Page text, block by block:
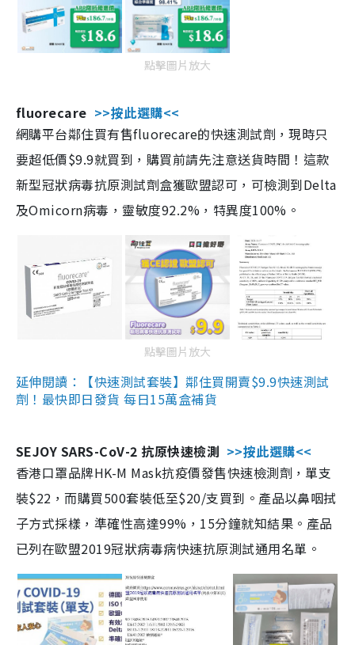
點擊圖片放大
fluorecare >>按此選購<<
網購平台鄰住買有售fluorecare的快速測試劑，現時只
要超低價$9.9就買到，購買前請先注意送貨時間！這款
新型冠狀病毒抗原測試劑盒獲歐盟認可，可檢測到Delta
及Omicorn病毒，靈敏度92.2%，特異度100%。
點擊圖片放大
延伸閱讀：【快速測試套裝】鄰住買開賣$9.9快速測試
劑！最快即日發貨 每日15萬盒補貨
SEJOY SARS-CoV-2 抗原快速檢測 >>按此選購<<
香港口罩品牌HK-M Mask抗疫價發售快速檢測劑，單支
裝$22，而購買500套裝低至$20/支買到。產品以鼻咽拭
子方式採樣，準確性高達99%，15分鐘就知結果。產品
已列在歐盟2019冠狀病毒病快速抗原測試通用名單。